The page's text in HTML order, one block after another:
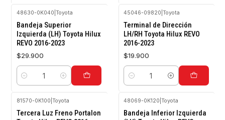
48630-0K040 Toyota
Bandeja Superior
Izquierda (LH) Toyota Hilux
REVO 2016-2023
$29.900
Cantidad
45046-09820 Toyota
Terminal de Dirección
LH/RH Toyota Hilux REVO
2016-2023
$19.900
Cantidad
81570-0K100 Toyota
Tercera Luz Freno Portalon
48069-0K120 Toyota
Bandeja Inferior Izquierda